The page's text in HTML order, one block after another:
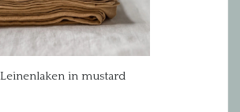
Leinenlaken in mustard